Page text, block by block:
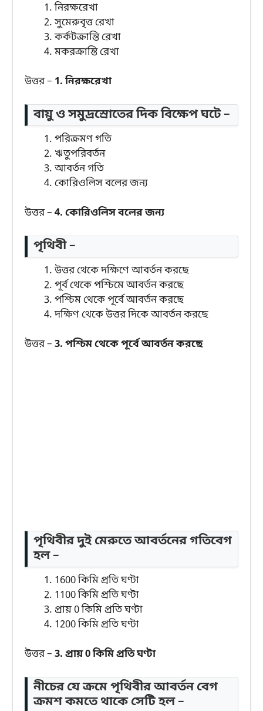
নিরক্ষরেখা
সুমেরুবৃত্ত রেখা
কর্কটক্রান্তি রেখা
মকরক্রান্তি রেখা
উত্তর – 1. নিরক্ষরেখা
বায়ু ও সমুদ্রস্রোতের দিক বিক্ষেপ ঘটে –
পরিক্রমণ গতি
ঋতুপরিবর্তন
আবর্তন গতি
কোরিওলিস বলের জন্য
উত্তর – 4. কোরিওলিস বলের জন্য
পৃথিবী –
উত্তর থেকে দক্ষিণে আবর্তন করছে
পূর্ব থেকে পশ্চিমে আবর্তন করছে
পশ্চিম থেকে পূর্বে আবর্তন করছে
দক্ষিণ থেকে উত্তর দিকে আবর্তন করছে
উত্তর – 3. পশ্চিম থেকে পূর্বে আবর্তন করছে
পৃথিবীর দুই মেরুতে আবর্তনের গতিবেগ
হল –
1600 কিমি প্রতি ঘণ্টা
1100 কিমি প্রতি ঘণ্টা
প্রায় 0 কিমি প্রতি ঘণ্টা
1200 কিমি প্রতি ঘণ্টা
উত্তর – 3. প্রায় 0 কিমি প্রতি ঘণ্টা
নীচের যে ক্রমে পৃথিবীর আবর্তন বেগ
ক্রমশ কমতে থাকে সেটি হল –